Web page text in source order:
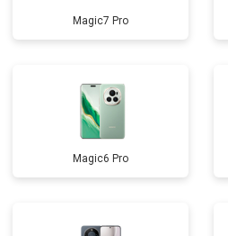
Magic7 Pro
Magic6 Pro